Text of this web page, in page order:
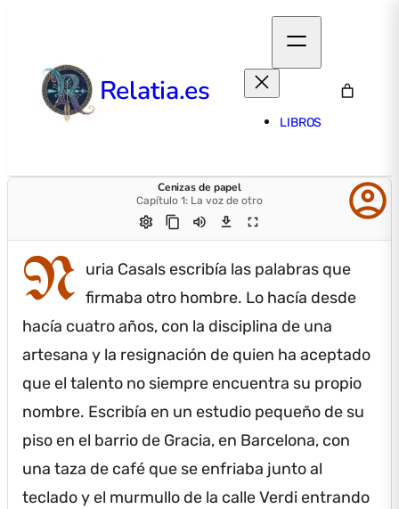
Relatia.es
LIBROS
Cenizas de papel
Capítulo 1: La voz de otro
settings content_copy volume_up download fullscreen
N uria Casals escribía las palabras que
firmaba otro hombre. Lo hacía desde
hacía cuatro años, con la disciplina de una
artesana y la resignación de quien ha aceptado
que el talento no siempre encuentra su propio
nombre. Escribía en un estudio pequeño de su
piso en el barrio de Gracia, en Barcelona, con
una taza de café que se enfriaba junto al
teclado y el murmullo de la calle Verdi entrando
account_circle